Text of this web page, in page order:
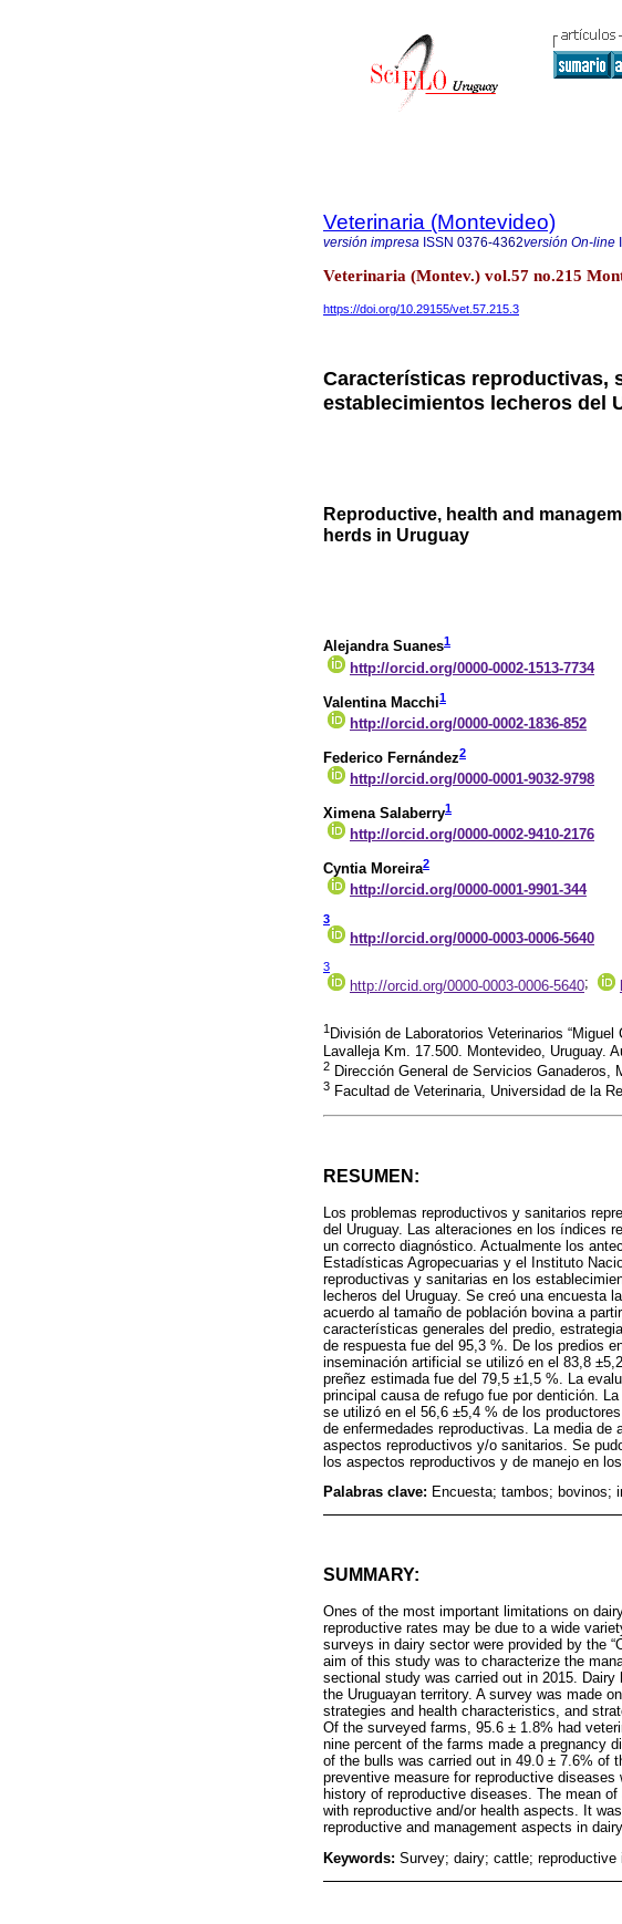
Veterinaria (Montevideo)
versión impresa ISSN 0376-4362versión On-line
Veterinaria (Montev.) vol.57 no.215
https://doi.org/10.29155/vet.57.215.3
Características reproductivas,
establecimientos lecheros del
Reproductive, health and
herds in Uruguay
Alejandra Suanes1
http://orcid.org/0000-0002-1513-7734
Valentina Macchi1
http://orcid.org/0000-0002-1836-852
Federico Fernández2
http://orcid.org/0000-0001-9032-9798
Ximena Salaberry1
http://orcid.org/0000-0002-9410-2176
Cyntia Moreira2
http://orcid.org/0000-0001-9901-344
3
http://orcid.org/0000-0003-0006-5640
3
http://orcid.org/0000-0003-0006-5640;
1División de Laboratorios Veterinarios
Lavalleja Km. 17.500. Montevideo, Uruguay.
2 Dirección General de Servicios
3 Facultad de Veterinaria, Universidad de la
RESUMEN:
Los problemas reproductivos y sanitarios
del Uruguay. Las alteraciones en los índices
un correcto diagnóstico. Actualmente los
Estadísticas Agropecuarias y el Instituto
reproductivas y sanitarias en los
lecheros del Uruguay. Se creó una encuesta
acuerdo al tamaño de población bovina a
características generales del predio,
de respuesta fue del 95,3 %. De los predios
inseminación artificial se utilizó en el 83,8
preñez estimada fue del 79,5 ±1,5 %. La
principal causa de refugo fue por dentición.
se utilizó en el 56,6 ±5,4 % de los
de enfermedades reproductivas. La media
aspectos reproductivos y/o sanitarios. Se
los aspectos reproductivos y de manejo en
Palabras clave: Encuesta; tambos; bovinos;
SUMMARY:
Ones of the most important limitations on
reproductive rates may be due to a wide
surveys in dairy sector were provided by the
aim of this study was to characterize the
sectional study was carried out in 2015. Dairy
the Uruguayan territory. A survey was made
strategies and health characteristics, and
Of the surveyed farms, 95.6 ± 1.8% had
nine percent of the farms made a pregnancy
of the bulls was carried out in 49.0 ± 7.6% of
preventive measure for reproductive
history of reproductive diseases. The mean
with reproductive and/or health aspects. It
reproductive and management aspects in
Keywords: Survey; dairy; cattle; reproductive